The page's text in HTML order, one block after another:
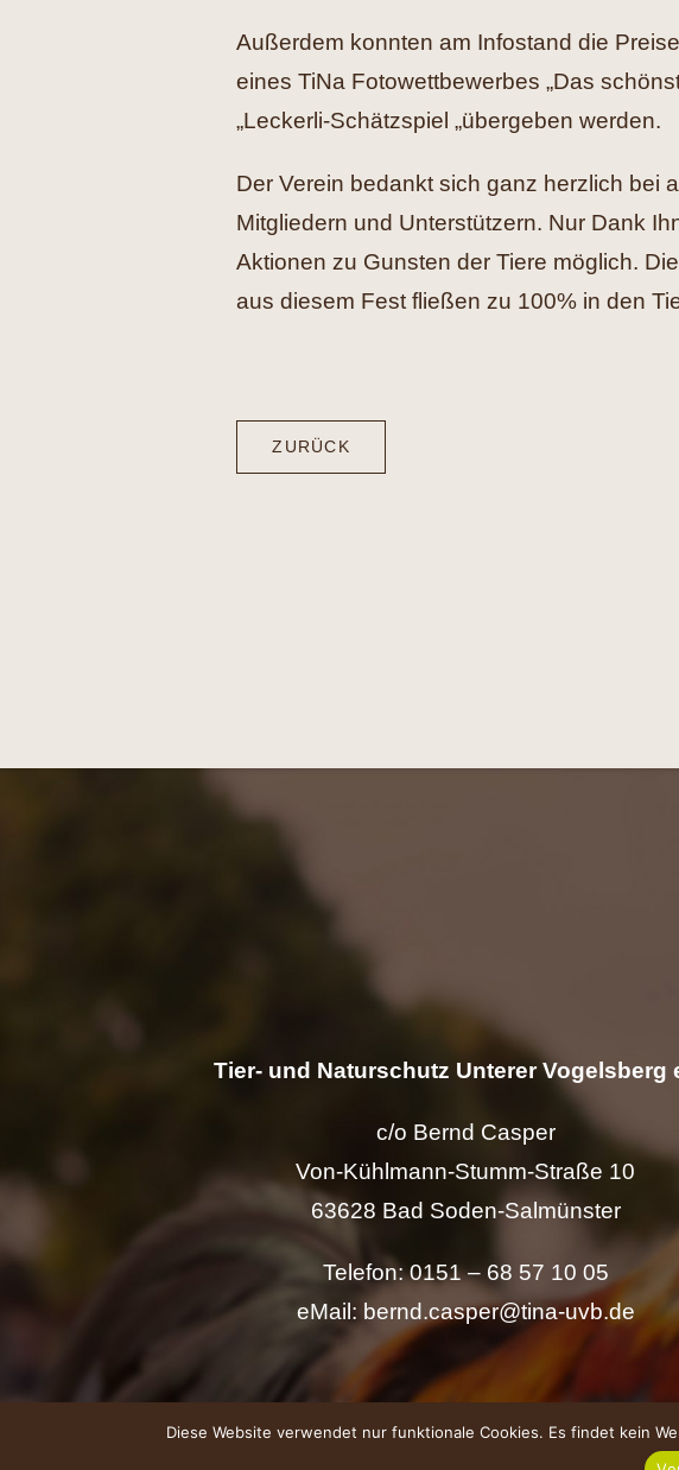
Außerdem konnten am Infostand die
eines TiNa Fotowettbewerbes „Das
„Leckerli-Schätzspiel „übergeben werden.
Der Verein bedankt sich ganz herzlich bei
Mitgliedern und Unterstützern. Nur Dank
Aktionen zu Gunsten der Tiere möglich.
aus diesem Fest fließen zu 100% in den
ZURÜCK
Tier- und Naturschutz Unterer Vogelsberg
c/o Bernd Casper
Von-Kühlmann-Stumm-Straße 10
63628 Bad Soden-Salmünster
Telefon: 0151 – 68 57 10 05
eMail: bernd.casper@tina-uvb.de
Diese Website verwendet nur funktionale Cookies. Es findet kein